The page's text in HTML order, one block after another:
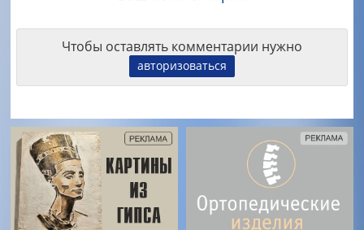
Чтобы оставлять комментарии нужно
авторизоваться